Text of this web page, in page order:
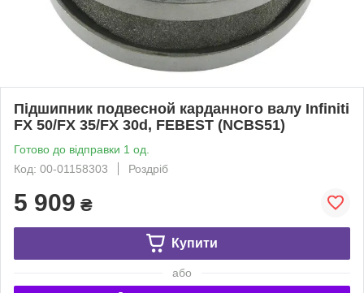
Підшипник подвесной карданного валу Infiniti
FX 50/FX 35/FX 30d, FEBEST (NCBS51)
Готово до відправки 1 од.
Код: 00-01158303
Роздріб
5 909 ₴
Купити
або